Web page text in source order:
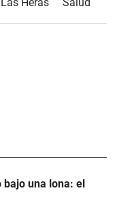
Heras Salud
una lona: el